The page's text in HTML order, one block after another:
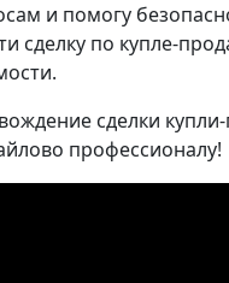
и помогу
сделку по купле-
сделки
профессионалу!